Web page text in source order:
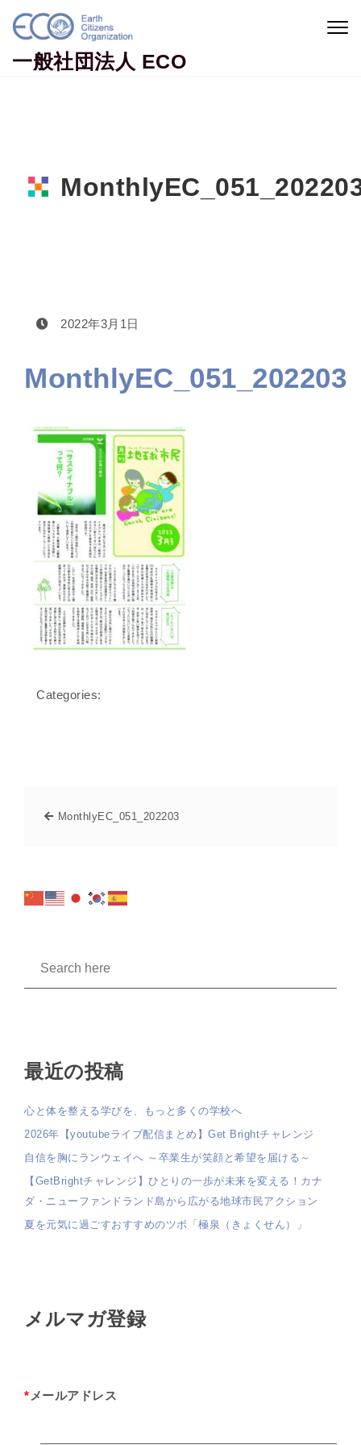
Skip to content
一般社団法人 ECO
2022年3月1日
MonthlyEC_051_202203
Categories:
MonthlyEC_051_202203
最近の投稿
心と体を整える学びを、もっと多くの学校へ
2026年【youtubeライブ配信まとめ】Get Brightチャレンジ
自信を胸にランウェイへ ～卒業生が笑顔と希望を届ける～
【GetBrightチャレンジ】ひとりの一歩が未来を変える！カナ
ダ・ニューファンドランド島から広がる地球市民アクション
夏を元気に過ごすおすすめのツボ「極泉（きょくせん）」
メルマガ登録
* メールアドレス